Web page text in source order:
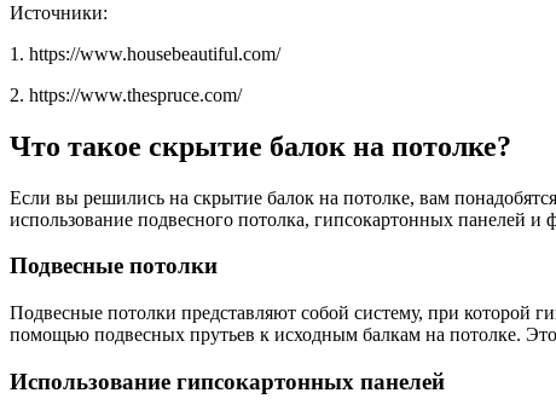
Источники:
1. https://www.housebeautiful.com/
2. https://www.thespruce.com/
Что такое скрытие балок на потолке?
Если вы решились на скрытие балок на потолке, вам
использование подвесного потолка, гипсокартонных панелей
Подвесные потолки
Подвесные потолки представляют собой систему, при которой
помощью подвесных прутьев к исходным балкам на потолке.
Использование гипсокартонных панелей